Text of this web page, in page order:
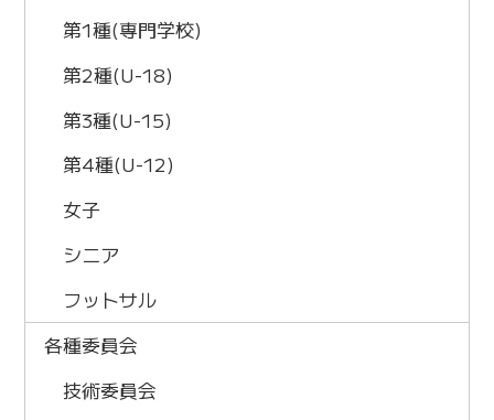
第1種(専門学校)
第2種(U-18)
第3種(U-15)
第4種(U-12)
女子
シニア
フットサル
各種委員会
技術委員会